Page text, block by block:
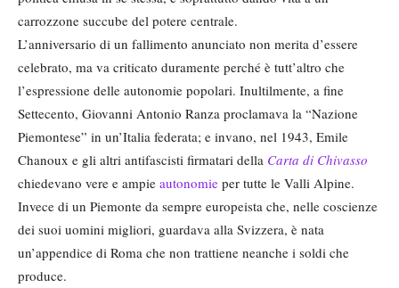
carrozzone succube del potere centrale.
L’anniversario di un fallimento anunciato non merita d’essere
celebrato, ma va criticato duramente perché è tutt’altro che
l’espressione delle autonomie popolari. Inultilmente, a fine
Settecento, Giovanni Antonio Ranza proclamava la “Nazione
Piemontese” in un’Italia federata; e invano, nel 1943, Emile
Chanoux e gli altri antifascisti firmatari della Carta di Chivasso
chiedevano vere e ampie autonomie per tutte le Valli Alpine.
Invece di un Piemonte da sempre europeista che, nelle coscienze
dei suoi uomini migliori, guardava alla Svizzera, è nata
un’appendice di Roma che non trattiene neanche i soldi che
produce.